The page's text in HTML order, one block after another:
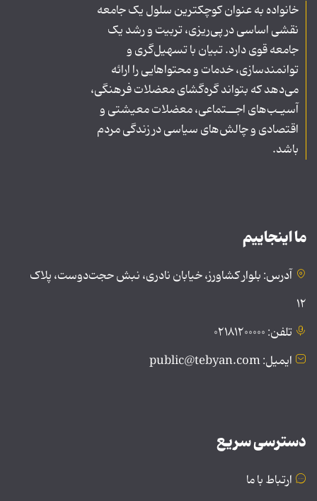
خانواده به عنوان کوچکترین سلول یک جامعه
نقشی اساسی در پی‌ریزی، تربیت و رشد یک
جامعه قوی دارد. تبیان با تسهیل‌گری و
توانمندسازی، خدمات و محتواهایی را ارائه
می‌دهد که بتواند گره‌گشای معضلات فرهنگی،
آسیـب‌های اجــتماعی، معضلات معیشتی و
اقتصادی و چالش‌های سیاسی در زندگی مردم
باشد.
ما اینجاییم
آدرس: بلوار کشاورز، خیابان نادری، نبش حجت‌دوست، پلاک
۱۲
تلفن: ۰۲۱۸۱۲۰۰۰۰۰
ایمیل: public@tebyan.com
دسترسی سریع
ارتباط با ما